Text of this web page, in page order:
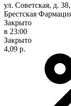
ул. Советская, д.
Брестская
Закрыто
в 23:00
Закрыто
4,09 р.